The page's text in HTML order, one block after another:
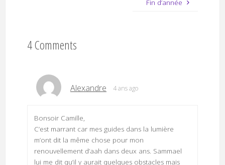
Fin d’année
4 Comments
Alexandre 4 ans ago
Bonsoir Camille,
C’est marrant car mes guides dans la lumière
m’ont dit la même chose pour mon
renouvellement d’aah dans deux ans. Sammael
lui me dit qu’il y aurait quelques obstacles mais